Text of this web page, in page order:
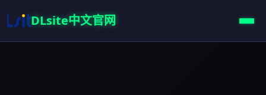
DLsite中文官网